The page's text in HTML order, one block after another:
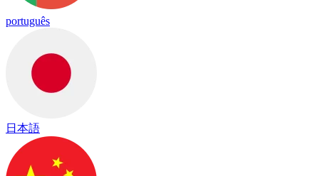
português
日本語